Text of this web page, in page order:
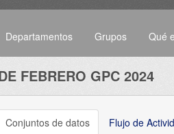
Departamentos Grupos Qué
FEBRERO GPC 2024
Conjuntos de datos Flujo de